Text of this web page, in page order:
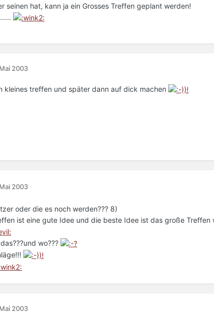
seinen hat, kann ja ein Grosses Treffen geplant werden!
2003
kleines treffen und später dann auf dick machen
2003
oder die es noch werden??? 8)
ist eine gute Idee und die beste Idee ist das große
wo???
2003